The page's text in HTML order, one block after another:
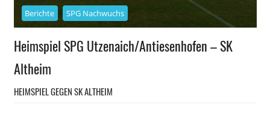
Berichte SPG Nachwuchs
Heimspiel SPG Utzenaich/Antiesenhofen – SK
Altheim
HEIMSPIEL GEGEN SK ALTHEIM